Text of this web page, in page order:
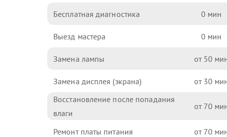
Бесплатная диагностика 0
Выезд мастера 0
Замена лампы 50
Замена дисплея (экрана) 30
Восстановление после попадания
влаги
70
Ремонт платы питания 70